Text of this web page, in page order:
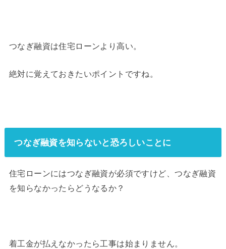
つなぎ融資は住宅ローンより高い。
絶対に覚えておきたいポイントですね。
つなぎ融資を知らないと恐ろしいことに
住宅ローンにはつなぎ融資が必須ですけど、つなぎ融資
を知らなかったらどうなるか？
着工金が払えなかったら工事は始まりません。